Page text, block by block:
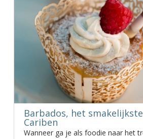
Barbados, het
Cariben
Wanneer ga je als foodie naar het